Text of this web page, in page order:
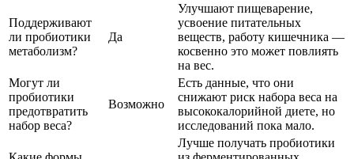
Поддерживают
ли пробиотики
метаболизм?
Да
Улучшают пищеварение,
усвоение питательных
веществ, работу кишечника —
косвенно это может повлиять
на вес.
Могут ли
пробиотики
предотвратить
набор веса?
Возможно
Есть данные, что они
снижают риск набора веса на
высококалорийной диете, но
исследований пока мало.
Лучше получать пробиотики